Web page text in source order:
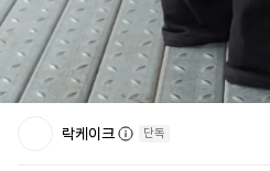
락케이크 단독